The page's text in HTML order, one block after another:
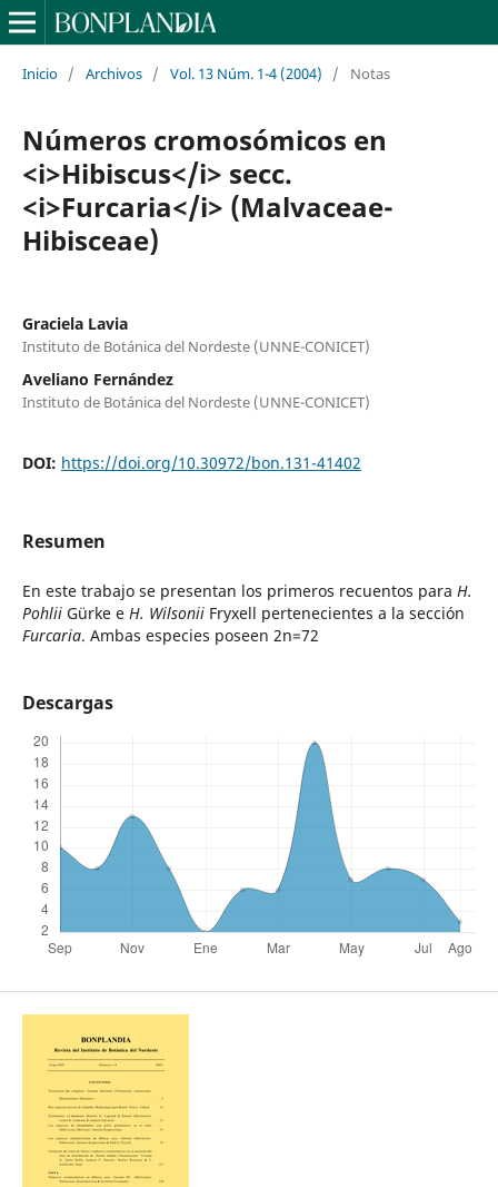
Inicio / Archivos / Vol. 13 Núm. 1-4 (2004) / Notas
Números cromosómicos en
<i>Hibiscus</i> secc.
<i>Furcaria</i> (Malvaceae-
Hibisceae)
Graciela Lavia
Instituto de Botánica del Nordeste (UNNE-CONICET)
Aveliano Fernández
Instituto de Botánica del Nordeste (UNNE-CONICET)
DOI: https://doi.org/10.30972/bon.131-41402
Resumen
En este trabajo se presentan los primeros recuentos para H.
PohliiGürke e H. WilsoniiFryxell pertenecientes a la sección
Furcaria. Ambas especies poseen 2n=72
Descargas